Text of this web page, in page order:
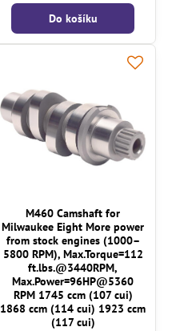
Do košíku
M460 Camshaft for
Milwaukee Eight More power
from stock engines (1000–
5800 RPM), Max.Torque=112
ft.lbs.@3440RPM,
Max.Power=96HP@5360
RPM 1745 ccm (107 cui)
1868 ccm (114 cui) 1923 ccm
(117 cui)